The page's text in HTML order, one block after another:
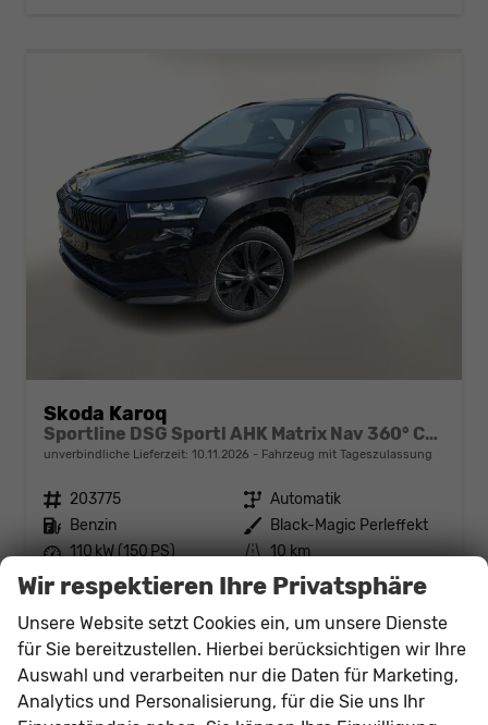
Skoda Karoq
Sportline DSG Sportl AHK Matrix Nav 360° Canton ACC
unverbindliche Lieferzeit: 10.11.2026 Fahrzeug mit Tageszulassung
Fahrzeugnr. 203775 Getriebe Automatik
Kraftstoff Benzin Außenfarbe Black-Magic Perleffekt
Leistung 110 kW (150 PS) Kilometerstand 10 km
31.07.2026
36.673,– €
incl. 19% MwSt.
Details
Verbrauch kombiniert: 6,10 l/100km
2
CO -Emissionen: 140,00 g/km
Wir respektieren Ihre Privatsphäre
Unsere Website setzt Cookies ein, um unsere Dienste
für Sie bereitzustellen. Hierbei berücksichtigen wir Ihre
Auswahl und verarbeiten nur die Daten für Marketing,
Analytics und Personalisierung, für die Sie uns Ihr